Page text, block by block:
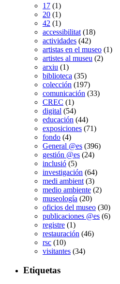
17 (1)
20 (1)
42 (1)
accessibilitat (18)
actividades (42)
artistas en el museo (1)
artistes al museu (2)
arxiu (1)
biblioteca (35)
colección (197)
comunicación (33)
CREC (1)
digital (54)
educación (44)
exposiciones (71)
fondo (4)
General @es (396)
gestión @es (24)
inclusió (5)
investigación (64)
medi ambient (3)
medio ambiente (2)
museología (20)
oficios del museo (30)
publicaciones @es (6)
registre (1)
restauración (46)
rsc (10)
visitantes (34)
Etiquetas